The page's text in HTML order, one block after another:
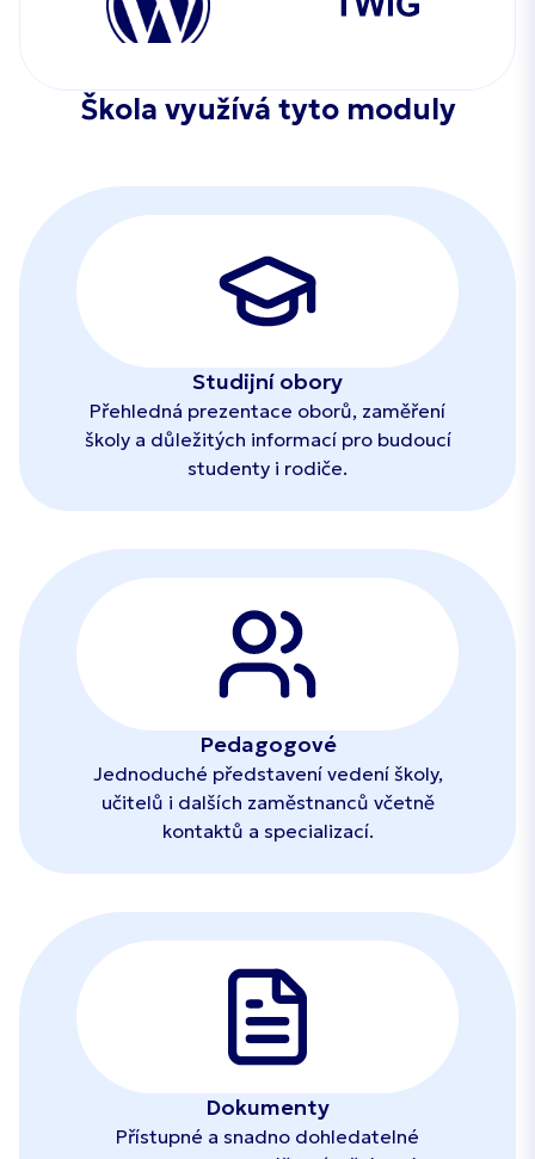
Škola využívá tyto moduly
Studijní obory
Přehledná prezentace oborů, zaměření
školy a důležitých informací pro budoucí
studenty i rodiče.
Pedagogové
Jednoduché představení vedení školy,
učitelů i dalších zaměstnanců včetně
kontaktů a specializací.
Dokumenty
Přístupné a snadno dohledatelné